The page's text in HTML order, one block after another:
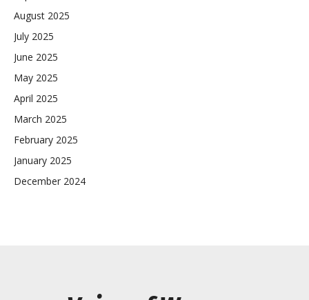
August 2025
July 2025
June 2025
May 2025
April 2025
March 2025
February 2025
January 2025
December 2024